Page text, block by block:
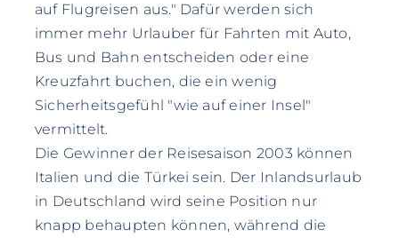
auf Flugreisen aus." Dafür werden sich
immer mehr Urlauber für Fahrten mit Auto,
Bus und Bahn entscheiden oder eine
Kreuzfahrt buchen, die ein wenig
Sicherheitsgefühl "wie auf einer Insel"
vermittelt.
Die Gewinner der Reisesaison 2003 können
Italien und die Türkei sein. Der Inlandsurlaub
in Deutschland wird seine Position nur
knapp behaupten können, während die